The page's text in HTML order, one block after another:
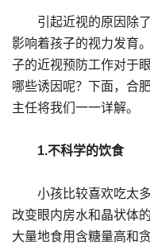
引起近视的原因除了
影响着孩子的视力发育
子的近视预防工作对于
哪些诱因呢？下面，合
主任将我们一一详解。
1.不科学的饮食
小孩比较喜欢吃太多
改变眼内房水和晶状体
大量地食用含糖量高和